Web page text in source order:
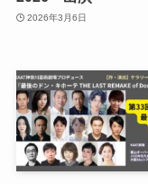
2026年3月6日